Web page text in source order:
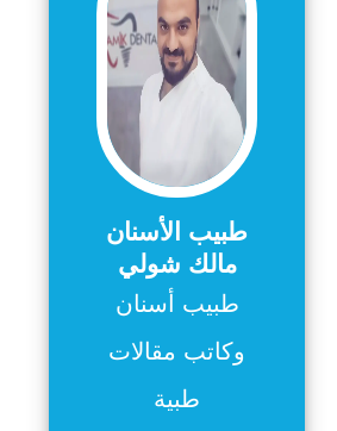
طبيب الأسنان
مالك شولي
طبيب أسنان
وكاتب مقالات
طبية